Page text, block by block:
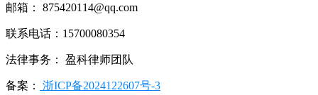
邮箱： 875420114@qq.com
联系电话：15700080354
法律事务： 盈科律师团队
备案： 浙ICP备2024122607号-3